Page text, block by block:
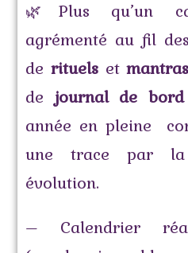
🌿Plus qu’un
agrémenté au fil
derituels etmantras
de journal de bord
année en pleine
une trace par
évolution.
– Calendrier